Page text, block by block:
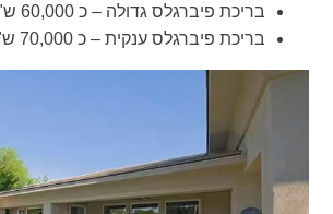
בריכת פיברגלס גדולה – כ 60,000 ש"ח
בריכת פיברגלס ענקית – כ 70,000 ש"ח